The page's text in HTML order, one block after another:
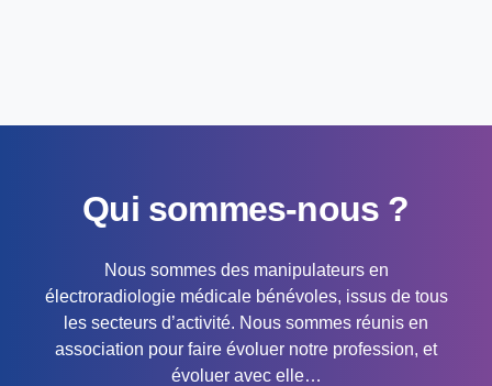
Qui sommes-nous ?
Nous sommes des manipulateurs en
électroradiologie médicale bénévoles, issus de tous
les secteurs d’activité. Nous sommes réunis en
association pour faire évoluer notre profession, et
évoluer avec elle…